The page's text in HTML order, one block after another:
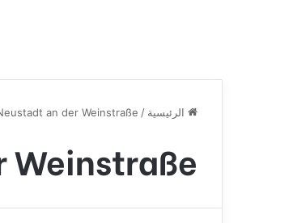
الرئيسية /
an der Weinstraße
Weinstraße